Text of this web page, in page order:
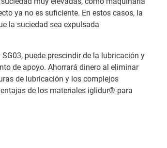
ya no es suficiente. En estos casos, la
la suciedad sea expulsada
puede prescindir de la lubricación y
de apoyo. Ahorrará dinero al eliminar
de lubricación y los complejos
de los materiales iglidur® para